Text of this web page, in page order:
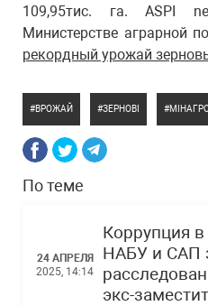
109,95тис. га. ASPI
Министерстве аграрной
рекордный урожай
ВРОЖАЙ ЗЕРНОВІ
По теме
24 АПРЕЛЯ
2025, 14:14
Коррупция
НАБУ и САП
экс-